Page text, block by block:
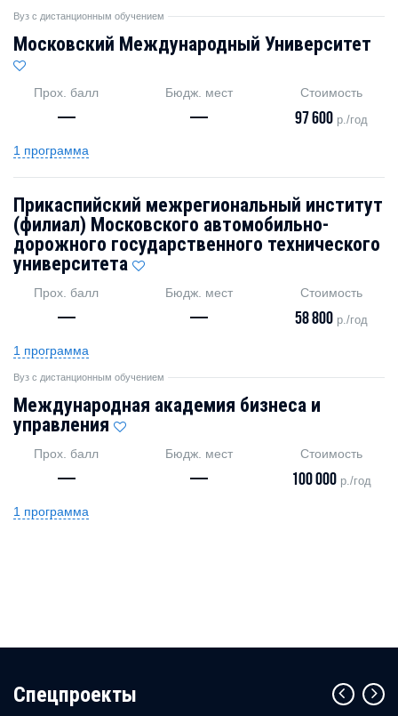
Вуз с дистанционным обучением
Московский Международный Университет
Прох. балл
—
Бюдж. мест
—
Стоимость
97 600 р./год
1 программа
Прикаспийский межрегиональный институт
(филиал) Московского автомобильно-
дорожного государственного технического
университета
Прох. балл
—
Бюдж. мест
—
Стоимость
58 800 р./год
1 программа
Вуз с дистанционным обучением
Международная академия бизнеса и
управления
Прох. балл
—
Бюдж. мест
—
Стоимость
100 000 р./год
1 программа
Cпецпроекты